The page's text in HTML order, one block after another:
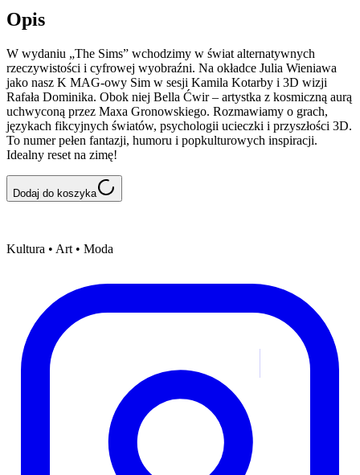
Opis
W wydaniu „The Sims” wchodzimy w świat alternatywnych
rzeczywistości i cyfrowej wyobraźni. Na okładce Julia Wieniawa
jako nasz K MAG-owy Sim w sesji Kamila Kotarby i 3D wizji
Rafała Dominika. Obok niej Bella Ćwir – artystka z kosmiczną aurą
uchwyconą przez Maxa Gronowskiego. Rozmawiamy o grach,
językach fikcyjnych światów, psychologii ucieczki i przyszłości 3D.
To numer pełen fantazji, humoru i popkulturowych inspiracji.
Idealny reset na zimę!
Dodaj do koszyka
Kultura • Art • Moda